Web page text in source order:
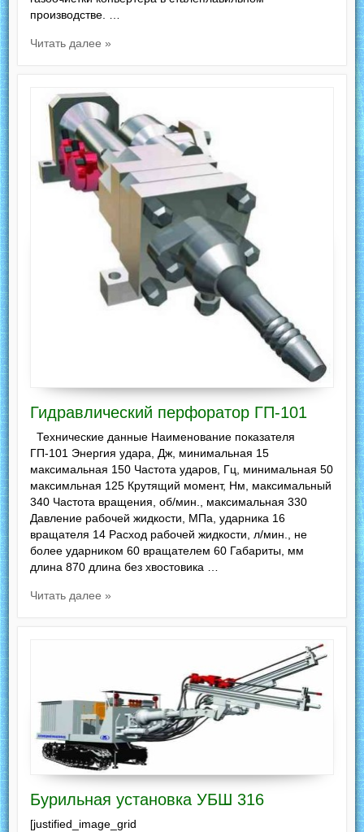
производстве. …
Читать далее »
Гидравлический перфоратор ГП-101
Технические данные Наименование показателя
ГП-101 Энергия удара, Дж, минимальная 15
максимальная 150 Частота ударов, Гц, минимальная 50
максимльная 125 Крутящий момент, Нм, максимальный
340 Частота вращения, об/мин., максимальная 330
Давление рабочей жидкости, МПа, ударника 16
вращателя 14 Расход рабочей жидкости, л/мин., не
более ударником 60 вращателем 60 Габариты, мм
длина 870 длина без хвостовика …
Читать далее »
Бурильная установка УБШ 316
[justified_image_grid